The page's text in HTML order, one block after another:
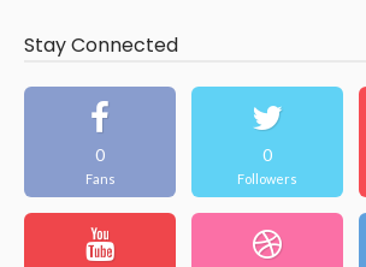
Stay Connected
0
Fans
0
Followers